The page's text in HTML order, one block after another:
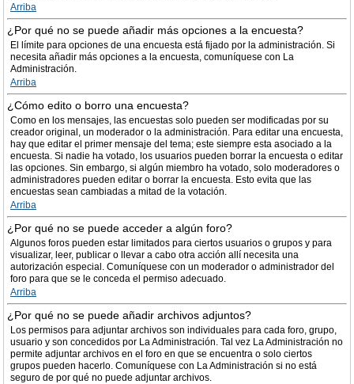
Arriba
¿Por qué no se puede añadir más opciones a la encuesta?
El límite para opciones de una encuesta está fijado por la administración. Si
necesita añadir más opciones a la encuesta, comuníquese con La
Administración.
Arriba
¿Cómo edito o borro una encuesta?
Como en los mensajes, las encuestas solo pueden ser modificadas por su
creador original, un moderador o la administración. Para editar una encuesta,
hay que editar el primer mensaje del tema; este siempre esta asociado a la
encuesta. Si nadie ha votado, los usuarios pueden borrar la encuesta o editar
las opciones. Sin embargo, si algún miembro ha votado, solo moderadores o
administradores pueden editar o borrar la encuesta. Esto evita que las
encuestas sean cambiadas a mitad de la votación.
Arriba
¿Por qué no se puede acceder a algún foro?
Algunos foros pueden estar limitados para ciertos usuarios o grupos y para
visualizar, leer, publicar o llevar a cabo otra acción allí necesita una
autorización especial. Comuníquese con un moderador o administrador del
foro para que se le conceda el permiso adecuado.
Arriba
¿Por qué no se puede añadir archivos adjuntos?
Los permisos para adjuntar archivos son individuales para cada foro, grupo,
usuario y son concedidos por La Administración. Tal vez La Administración no
permite adjuntar archivos en el foro en que se encuentra o solo ciertos
grupos pueden hacerlo. Comuníquese con La Administración si no está
seguro de por qué no puede adjuntar archivos.